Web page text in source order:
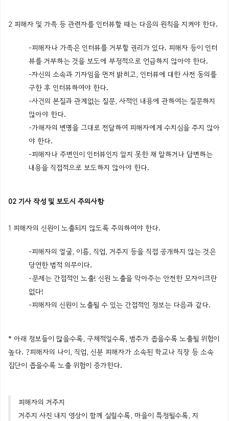
2 피해자 및 가족 등 관련자를 인터뷰할 때는 다음의 원칙을 지켜야 한다.
-피해자나 가족은 인터뷰를 거부할 권리가 있다. 피해자 등이 인터
뷰를 거부하는 것을 보도에 부정적으로 언급하지 않아야 한다.
-자신의 소속과 기자임을 먼저 밝히고, 인터뷰에 대한 사전 동의를
구한 후 인터뷰하여야 한다.
-사건의 본질과 관계없는 질문, 사적인 내용에 관하여는 질문하지
않아야 한다.
-가해자의 변명을 그대로 전달하여 피해자에게 수치심을 주지 않아
야 한다.
-피해자나 주변인이 인터뷰인지 알지 못한 채 말하거나 답변하는
내용을 직접적으로 보도하지 않아야 한다.
02 기사 작성 및 보도시 주의사항
1 피해자의 신원이 노출되지 않도록 주의하여야 한다.
-피해자의 얼굴, 이름, 직업, 거주지 등을 직접 공개하지 않는 것은
당연한 법적 의무이다.
-문제는 간접적인 노출! 신원 노출을 막아주는 안전한 모자이크란
없다!
-피해자의 신원이 노출될 수 있는 간접적인 정보는 다음과 같다.
* 아래 정보들이 많을수록, 구체적일수록, 범주가 좁을수록 노출될 위험이
높다. ?피해자의 나이, 직업, 신분 피해자가 소속된 학교나 직장 등 소속
집단이 좁을수록 노출 위험이 증가한다.
피해자의 거주지
거주지 사진 내지 영상이 함께 실릴수록, 마을이 특정될수록, 지